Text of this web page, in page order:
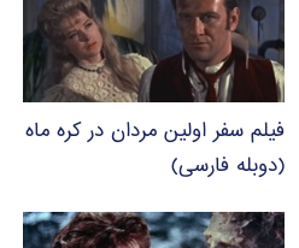
فیلم سفر اولین مردان در کره ماه
(دوبله فارسی)